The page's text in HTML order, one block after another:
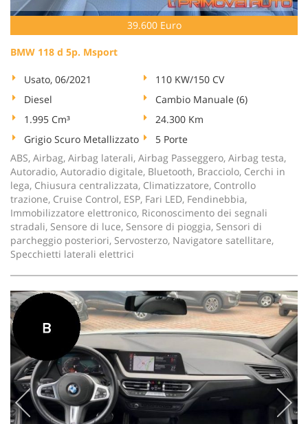
39.600 Euro
BMW 118 d 5p. Msport
Usato, 06/2021
110 KW/150 CV
Diesel
Cambio Manuale (6)
1.995 Cm³
24.300 Km
Grigio Scuro Metallizzato
5 Porte
ABS, Airbag, Airbag laterali, Airbag Passeggero, Airbag testa,
Autoradio, Autoradio digitale, Bluetooth, Bracciolo, Cerchi in
lega, Chiusura centralizzata, Climatizzatore, Controllo
trazione, Cruise Control, ESP, Fari LED, Fendinebbia,
Immobilizzatore elettronico, Riconoscimento dei segnali
stradali, Sensore di luce, Sensore di pioggia, Sensori di
parcheggio posteriori, Servosterzo, Navigatore satellitare,
Specchietti laterali elettrici